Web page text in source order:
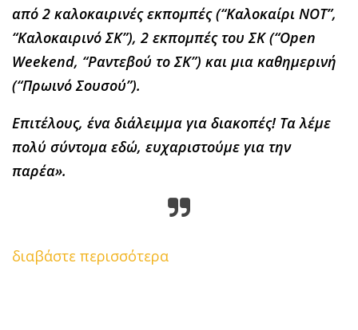
από 2 καλοκαιρινές εκπομπές (“Καλοκαίρι ΝΟΤ”,
“Καλοκαιρινό ΣΚ”), 2 εκπομπές του ΣΚ (“Open
Weekend, “Ραντεβού το ΣΚ”) και μια καθημερινή
(“Πρωινό Σουσού”).
Επιτέλους, ένα διάλειμμα για διακοπές! Τα λέμε
πολύ σύντομα εδώ, ευχαριστούμε για την
παρέα».
διαβάστε περισσότερα